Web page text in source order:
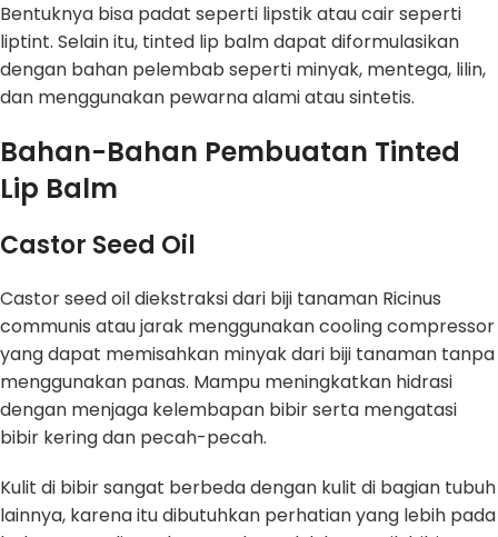
Bentuknya bisa padat seperti lipstik atau cair seperti
liptint. Selain itu, tinted lip balm dapat diformulasikan
dengan bahan pelembab seperti minyak, mentega, lilin,
dan menggunakan pewarna alami atau sintetis.
Bahan-Bahan Pembuatan Tinted
Lip Balm
Castor Seed Oil
Castor seed oil diekstraksi dari biji tanaman Ricinus
communis atau jarak menggunakan cooling compressor
yang dapat memisahkan minyak dari biji tanaman tanpa
menggunakan panas. Mampu meningkatkan hidrasi
dengan menjaga kelembapan bibir serta mengatasi
bibir kering dan pecah-pecah.
Kulit di bibir sangat berbeda dengan kulit di bagian tubuh
lainnya, karena itu dibutuhkan perhatian yang lebih pada